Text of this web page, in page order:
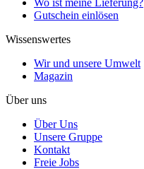
Wo ist meine Lieferung?
Gutschein einlösen
Wissenswertes
Wir und unsere Umwelt
Magazin
Über uns
Über Uns
Unsere Gruppe
Kontakt
Freie Jobs